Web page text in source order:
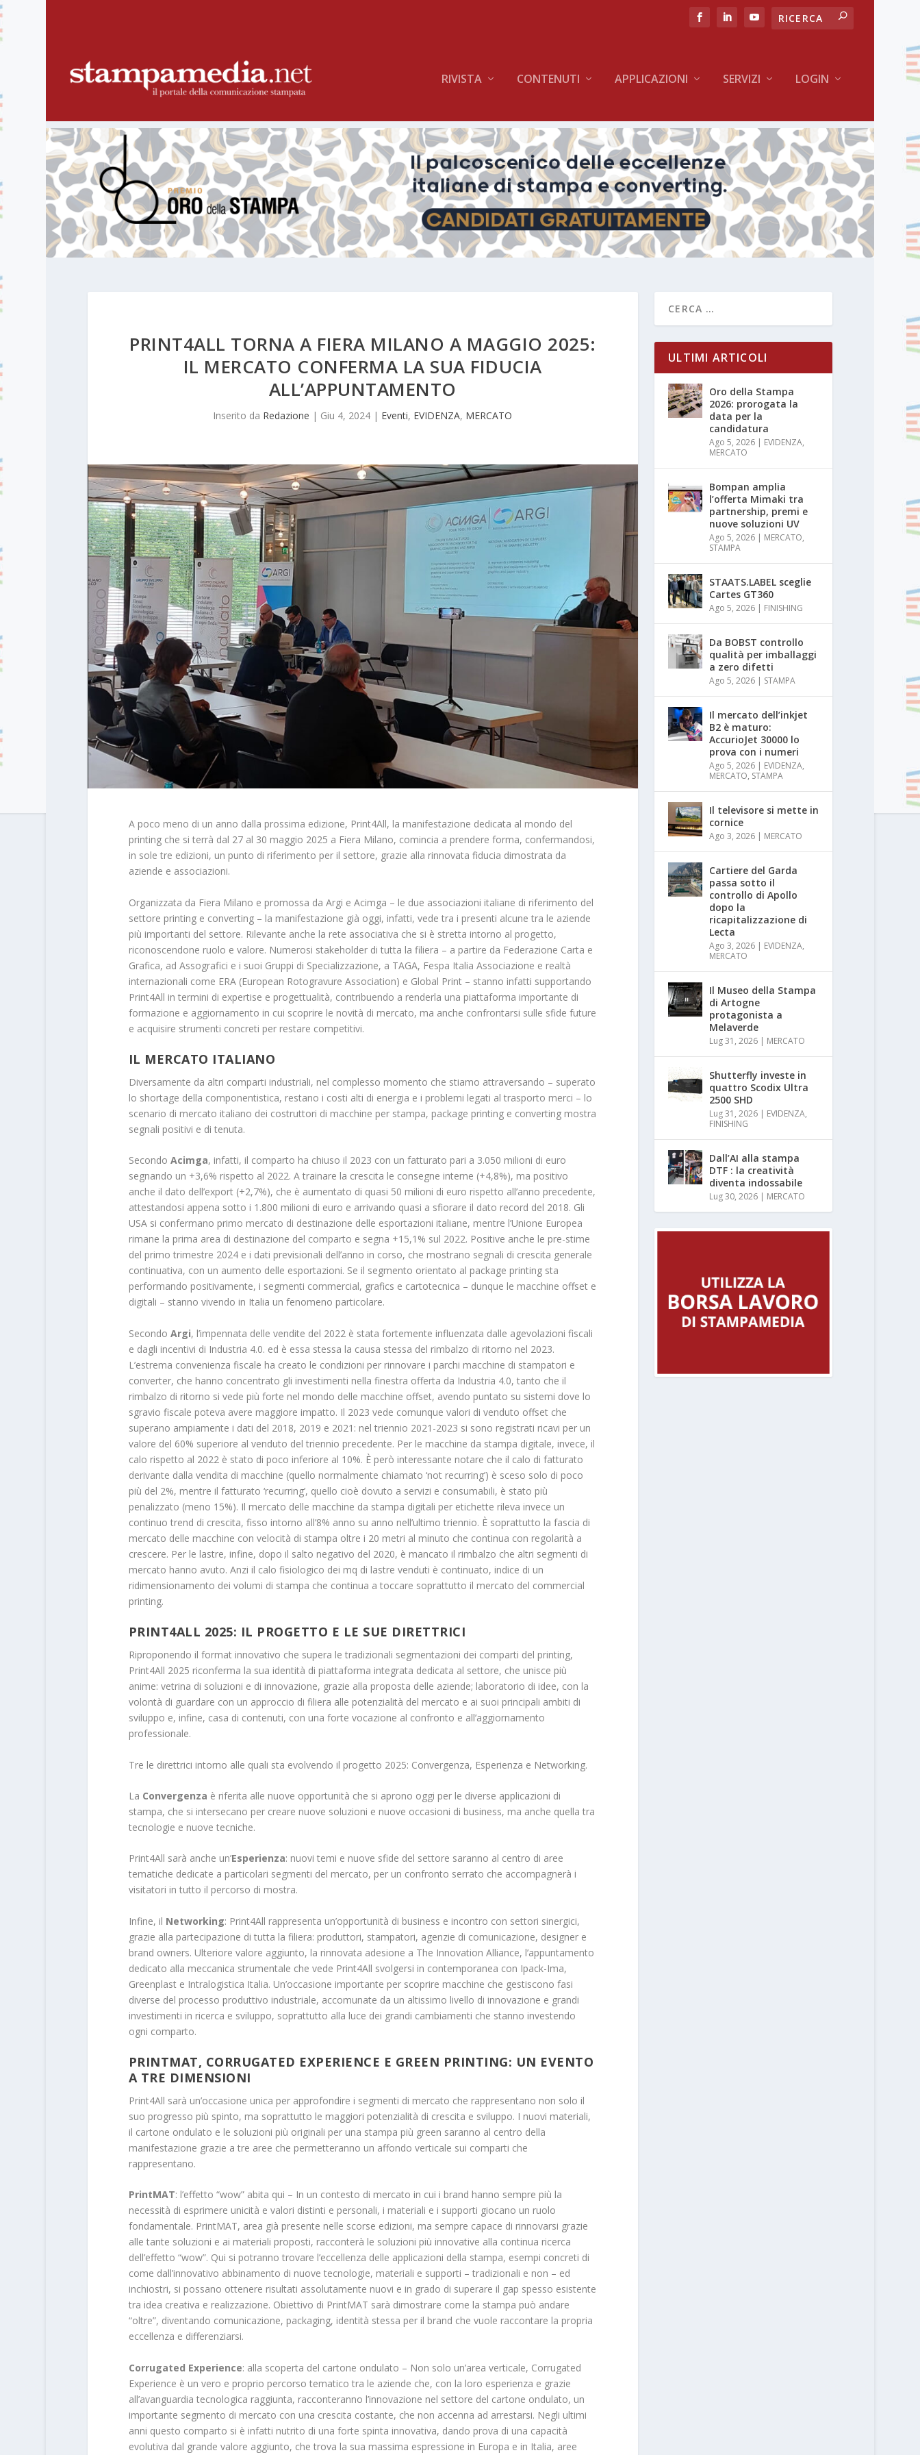
RIVISTA CONTENUTI APPLICAZIONI SERVIZI LOGIN
PRINT4ALL TORNA A FIERA MILANO A MAGGIO 2025:
IL MERCATO CONFERMA LA SUA FIDUCIA
ALL’APPUNTAMENTO
Inserito da Redazione | Giu 4, 2024 | Eventi, EVIDENZA, MERCATO
A poco meno di un anno dalla prossima edizione, Print4All, la manifestazione dedicata al mondo del
printing che si terrà dal 27 al 30 maggio 2025 a Fiera Milano, comincia a prendere forma, confermandosi,
in sole tre edizioni, un punto di riferimento per il settore, grazie alla rinnovata fiducia dimostrata da
aziende e associazioni.
Organizzata da Fiera Milano e promossa da Argi e Acimga – le due associazioni italiane di riferimento del
settore printing e converting – la manifestazione già oggi, infatti, vede tra i presenti alcune tra le aziende
più importanti del settore. Rilevante anche la rete associativa che si è stretta intorno al progetto,
riconoscendone ruolo e valore. Numerosi stakeholder di tutta la filiera – a partire da Federazione Carta e
Grafica, ad Assografici e i suoi Gruppi di Specializzazione, a TAGA, Fespa Italia Associazione e realtà
internazionali come ERA (European Rotogravure Association) e Global Print – stanno infatti supportando
Print4All in termini di expertise e progettualità, contribuendo a renderla una piattaforma importante di
formazione e aggiornamento in cui scoprire le novità di mercato, ma anche confrontarsi sulle sfide future
e acquisire strumenti concreti per restare competitivi.
IL MERCATO ITALIANO
Diversamente da altri comparti industriali, nel complesso momento che stiamo attraversando – superato
lo shortage della componentistica, restano i costi alti di energia e i problemi legati al trasporto merci – lo
scenario di mercato italiano dei costruttori di macchine per stampa, package printing e converting mostra
segnali positivi e di tenuta.
Secondo Acimga, infatti, il comparto ha chiuso il 2023 con un fatturato pari a 3.050 milioni di euro
segnando un +3,6% rispetto al 2022. A trainare la crescita le consegne interne (+4,8%), ma positivo
anche il dato dell’export (+2,7%), che è aumentato di quasi 50 milioni di euro rispetto all’anno precedente,
attestandosi appena sotto i 1.800 milioni di euro e arrivando quasi a sfiorare il dato record del 2018. Gli
USA si confermano primo mercato di destinazione delle esportazioni italiane, mentre l’Unione Europea
rimane la prima area di destinazione del comparto e segna +15,1% sul 2022. Positive anche le pre-stime
del primo trimestre 2024 e i dati previsionali dell’anno in corso, che mostrano segnali di crescita generale
continuativa, con un aumento delle esportazioni. Se il segmento orientato al package printing sta
performando positivamente, i segmenti commercial, grafics e cartotecnica – dunque le macchine offset e
digitali – stanno vivendo in Italia un fenomeno particolare.
Secondo Argi, l’impennata delle vendite del 2022 è stata fortemente influenzata dalle agevolazioni fiscali
e dagli incentivi di Industria 4.0. ed è essa stessa la causa stessa del rimbalzo di ritorno nel 2023.
L’estrema convenienza fiscale ha creato le condizioni per rinnovare i parchi macchine di stampatori e
converter, che hanno concentrato gli investimenti nella finestra offerta da Industria 4.0, tanto che il
rimbalzo di ritorno si vede più forte nel mondo delle macchine offset, avendo puntato su sistemi dove lo
sgravio fiscale poteva avere maggiore impatto. Il 2023 vede comunque valori di venduto offset che
superano ampiamente i dati del 2018, 2019 e 2021: nel triennio 2021-2023 si sono registrati ricavi per un
valore del 60% superiore al venduto del triennio precedente. Per le macchine da stampa digitale, invece, il
calo rispetto al 2022 è stato di poco inferiore al 10%. È però interessante notare che il calo di fatturato
derivante dalla vendita di macchine (quello normalmente chiamato ‘not recurring’) è sceso solo di poco
più del 2%, mentre il fatturato ‘recurring’, quello cioè dovuto a servizi e consumabili, è stato più
penalizzato (meno 15%). Il mercato delle macchine da stampa digitali per etichette rileva invece un
continuo trend di crescita, fisso intorno all’8% anno su anno nell’ultimo triennio. È soprattutto la fascia di
mercato delle macchine con velocità di stampa oltre i 20 metri al minuto che continua con regolarità a
crescere. Per le lastre, infine, dopo il salto negativo del 2020, è mancato il rimbalzo che altri segmenti di
mercato hanno avuto. Anzi il calo fisiologico dei mq di lastre venduti è continuato, indice di un
ridimensionamento dei volumi di stampa che continua a toccare soprattutto il mercato del commercial
printing.
PRINT4ALL 2025: IL PROGETTO E LE SUE DIRETTRICI
Riproponendo il format innovativo che supera le tradizionali segmentazioni dei comparti del printing,
Print4All 2025 riconferma la sua identità di piattaforma integrata dedicata al settore, che unisce più
anime: vetrina di soluzioni e di innovazione, grazie alla proposta delle aziende; laboratorio di idee, con la
volontà di guardare con un approccio di filiera alle potenzialità del mercato e ai suoi principali ambiti di
sviluppo e, infine, casa di contenuti, con una forte vocazione al confronto e all’aggiornamento
professionale.
Tre le direttrici intorno alle quali sta evolvendo il progetto 2025: Convergenza, Esperienza e Networking.
La Convergenza è riferita alle nuove opportunità che si aprono oggi per le diverse applicazioni di
stampa, che si intersecano per creare nuove soluzioni e nuove occasioni di business, ma anche quella tra
tecnologie e nuove tecniche.
Print4All sarà anche un’Esperienza: nuovi temi e nuove sfide del settore saranno al centro di aree
tematiche dedicate a particolari segmenti del mercato, per un confronto serrato che accompagnerà i
visitatori in tutto il percorso di mostra.
Infine, il Networking: Print4All rappresenta un’opportunità di business e incontro con settori sinergici,
grazie alla partecipazione di tutta la filiera: produttori, stampatori, agenzie di comunicazione, designer e
brand owners. Ulteriore valore aggiunto, la rinnovata adesione a The Innovation Alliance, l’appuntamento
dedicato alla meccanica strumentale che vede Print4All svolgersi in contemporanea con Ipack-Ima,
Greenplast e Intralogistica Italia. Un’occasione importante per scoprire macchine che gestiscono fasi
diverse del processo produttivo industriale, accomunate da un altissimo livello di innovazione e grandi
investimenti in ricerca e sviluppo, soprattutto alla luce dei grandi cambiamenti che stanno investendo
ogni comparto.
PRINTMAT, CORRUGATED EXPERIENCE E GREEN PRINTING: UN EVENTO
A TRE DIMENSIONI
Print4All sarà un’occasione unica per approfondire i segmenti di mercato che rappresentano non solo il
suo progresso più spinto, ma soprattutto le maggiori potenzialità di crescita e sviluppo. I nuovi materiali,
il cartone ondulato e le soluzioni più originali per una stampa più green saranno al centro della
manifestazione grazie a tre aree che permetteranno un affondo verticale sui comparti che
rappresentano.
PrintMAT: l’effetto “wow” abita qui – In un contesto di mercato in cui i brand hanno sempre più la
necessità di esprimere unicità e valori distinti e personali, i materiali e i supporti giocano un ruolo
fondamentale. PrintMAT, area già presente nelle scorse edizioni, ma sempre capace di rinnovarsi grazie
alle tante soluzioni e ai materiali proposti, racconterà le soluzioni più innovative alla continua ricerca
dell’effetto “wow”. Qui si potranno trovare l’eccellenza delle applicazioni della stampa, esempi concreti di
come dall’innovativo abbinamento di nuove tecnologie, materiali e supporti – tradizionali e non – ed
inchiostri, si possano ottenere risultati assolutamente nuovi e in grado di superare il gap spesso esistente
tra idea creativa e realizzazione. Obiettivo di PrintMAT sarà dimostrare come la stampa può andare
“oltre”, diventando comunicazione, packaging, identità stessa per il brand che vuole raccontare la propria
eccellenza e differenziarsi.
Corrugated Experience: alla scoperta del cartone ondulato – Non solo un’area verticale, Corrugated
Experience è un vero e proprio percorso tematico tra le aziende che, con la loro esperienza e grazie
all’avanguardia tecnologica raggiunta, racconteranno l’innovazione nel settore del cartone ondulato, un
importante segmento di mercato con una crescita costante, che non accenna ad arrestarsi. Negli ultimi
anni questo comparto si è infatti nutrito di una forte spinta innovativa, dando prova di una capacità
evolutiva dal grande valore aggiunto, che trova la sua massima espressione in Europa e in Italia, aree
ULTIMI ARTICOLI
Oro della Stampa
2026: prorogata la
data per la
candidatura
Ago 5, 2026 | EVIDENZA,
MERCATO
Bompan amplia
l’offerta Mimaki tra
partnership, premi e
nuove soluzioni UV
Ago 5, 2026 | MERCATO,
STAMPA
STAATS.LABEL sceglie
Cartes GT360
Ago 5, 2026 | FINISHING
Da BOBST controllo
qualità per imballaggi
a zero difetti
Ago 5, 2026 | STAMPA
Il mercato dell’inkjet
B2 è maturo:
AccurioJet 30000 lo
prova con i numeri
Ago 5, 2026 | EVIDENZA,
MERCATO, STAMPA
Il televisore si mette in
cornice
Ago 3, 2026 | MERCATO
Cartiere del Garda
passa sotto il
controllo di Apollo
dopo la
ricapitalizzazione di
Lecta
Ago 3, 2026 | EVIDENZA,
MERCATO
Il Museo della Stampa
di Artogne
protagonista a
Melaverde
Lug 31, 2026 | MERCATO
Shutterfly investe in
quattro Scodix Ultra
2500 SHD
Lug 31, 2026 | EVIDENZA,
FINISHING
Dall’AI alla stampa
DTF : la creatività
diventa indossabile
Lug 30, 2026 | MERCATO